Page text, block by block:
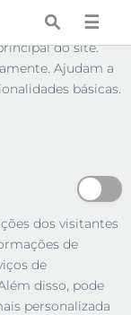
do site.
Ajudam a
básicas.
dos visitantes
de
de
disso, pode
personalizada
☰